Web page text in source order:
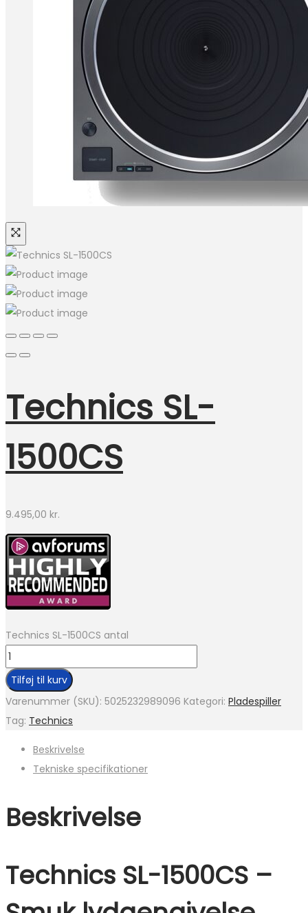
Technics SL-
1500CS
9.495,00 kr.
Technics SL-1500CS antal
Tilføj til kurv
Varenummer (SKU): 5025232989096 Kategori: Pladespiller
Tag: Technics
Beskrivelse
Tekniske specifikationer
Beskrivelse
Technics SL-1500CS –